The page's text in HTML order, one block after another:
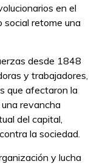
en el
social retome una
desde 1848
y trabajadores,
que afectaron la
revancha
del capital,
la sociedad.
y lucha